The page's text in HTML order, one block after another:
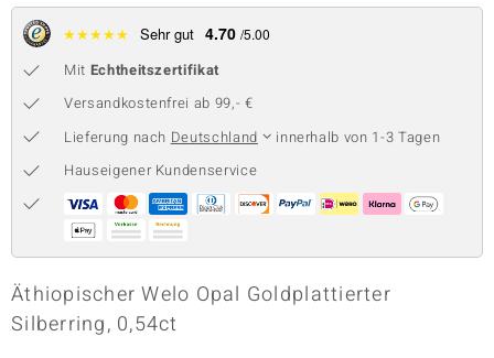
Collection
Classics
★★★★★ Sehr gut 4.70 /5.00
Mit Echtheitszertifikat
Versandkostenfrei ab 99,- €
Lieferung nach Deutschland
innerhalb von 1-3 Tagen
Hauseigener Kundenservice
Äthiopischer Welo Opal Goldplattierter
Silberring, 0,54ct